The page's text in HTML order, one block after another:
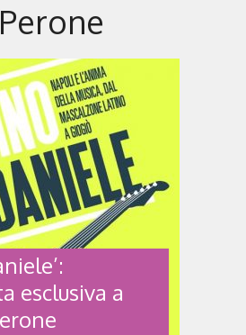
esclusiva a